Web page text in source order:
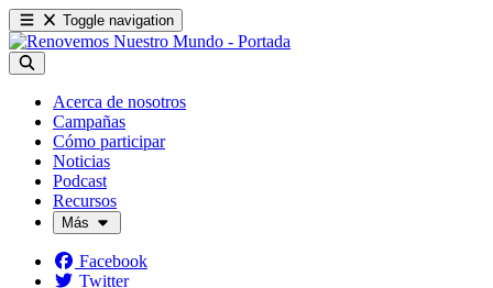
Toggle navigation
Acerca de nosotros
Campañas
Cómo participar
Noticias
Podcast
Recursos
Más
Facebook
Twitter